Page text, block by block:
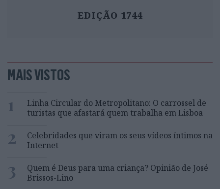
EDIÇÃO 1744
MAIS VISTOS
1
Linha Circular do Metropolitano: O carrossel de
turistas que afastará quem trabalha em Lisboa
2
Celebridades que viram os seus vídeos íntimos na
Internet
3
Quem é Deus para uma criança? Opinião de José
Brissos-Lino